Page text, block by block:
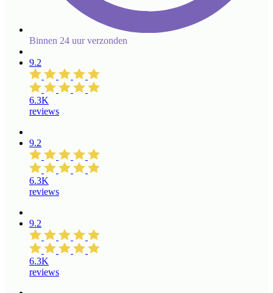
Binnen 24 uur verzonden
9.2
6.3K
reviews
9.2
6.3K
reviews
9.2
6.3K
reviews